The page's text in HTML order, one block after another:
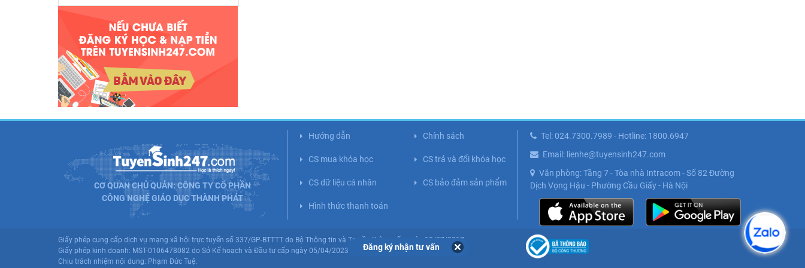
Đăng ký nhận tư vấn
CƠ QUAN CHỦ QUẢN: CÔNG TY CỔ PHẦN
CÔNG NGHỆ GIÁO DỤC THÀNH PHÁT
Hướng dẫn Chính sách
CS mua khóa học CS trả và đổi khóa học
CS dữ liệu cá nhân CS bảo đảm sản phẩm
Hình thức thanh toán
Tel: 024.7300.7989 - Hotline: 1800.6947
Email: lienhe@tuyensinh247.com
Văn phòng: Tầng 7 - Tòa nhà Intracom - Số 82 Đường
Dịch Vọng Hậu - Phường Cầu Giấy - Hà Nội
Giấy phép cung cấp dịch vụ mạng xã hội trực tuyến số 337/GP-BTTTT do Bộ Thông tin và Truyền thông cấp ngày 10/07/2017.
Giấy phép kinh doanh: MST-0106478082 do Sở Kế hoạch và Đầu tư cấp ngày 05/04/2023 (Lần 5).
Chịu trách nhiệm nội dung: Phạm Đức Tuệ.